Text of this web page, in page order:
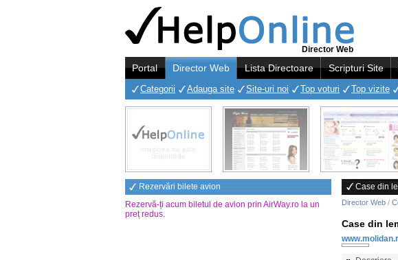
Director Web
Portal Director Web Lista Directoare Scripturi Site
Categorii Adauga site Site-uri noi Top voturi Top vizite
Rezervări bilete avion
Rezervă-ți acum biletul de avion prin AirWay.ro la un
preț redus.
Case din
Director Web /
Case din